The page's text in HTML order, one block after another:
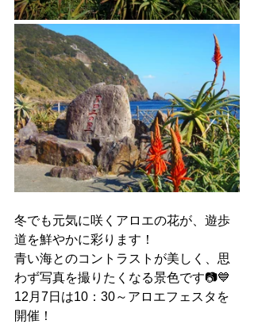
冬でも元気に咲くアロエの花が、遊歩
道を鮮やかに彩ります！
青い海とのコントラストが美しく、思
わず写真を撮りたくなる景色です📷💙
12月7日は10：30～アロエフェスタを
開催！